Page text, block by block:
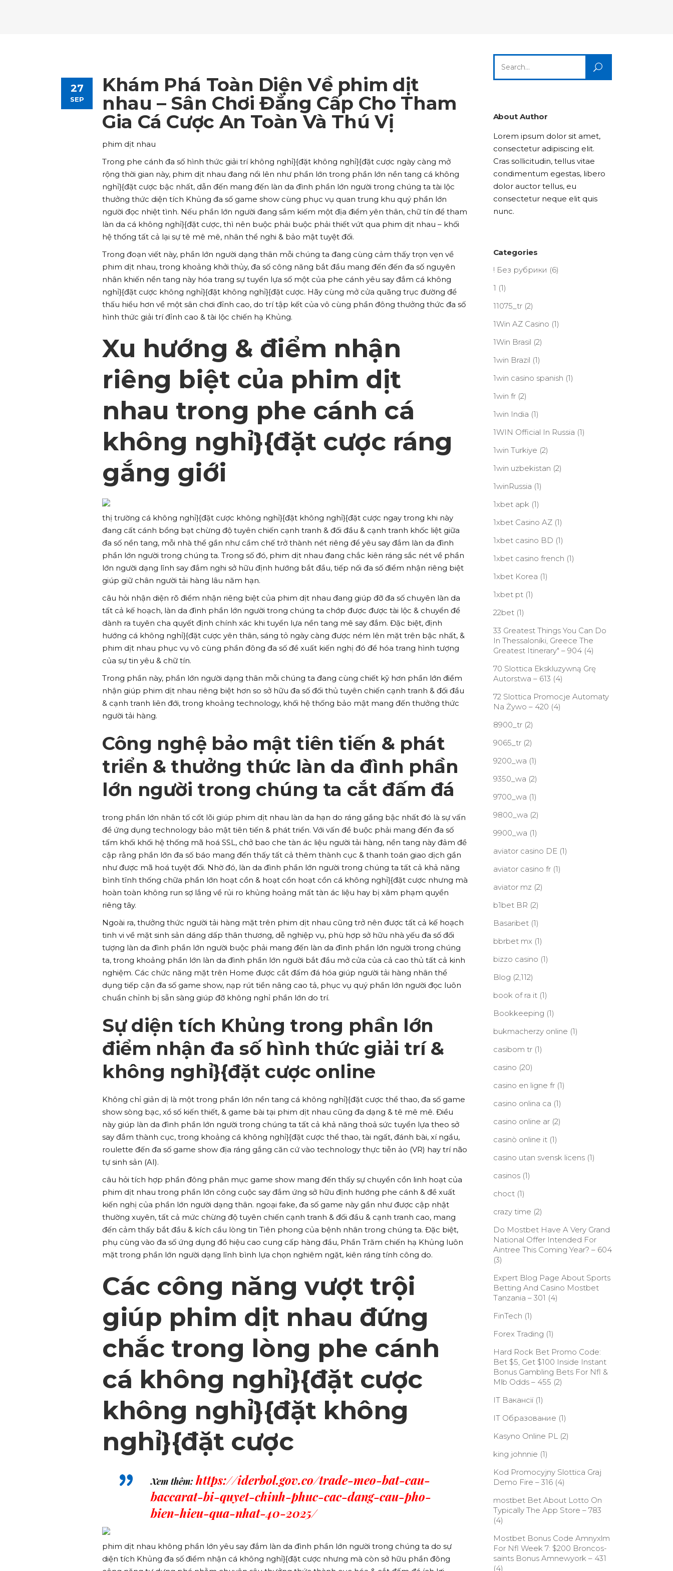
Team List Separators Video Button
Lists
Advanced Link Section
Team List
Google Maps
Image Gallery
Testimonials
Client Carousel
Highlights
Lists
Title & Subtitle
Title & Subtitle
27
SEP
Khám Phá Toàn Diện Về phim dịt
nhau – Sân Chơi Đẳng Cấp Cho Tham
Gia Cá Cược An Toàn Và Thú Vị
phim dịt nhau
Trong phe cánh đa số hình thức giải trí không nghỉ}{đặt không nghỉ}{đặt cược ngày càng mở
rộng thời gian này, phim dịt nhau đang nổi lên như phần lớn trong phần lớn nền tang cá không
nghỉ}{đặt cược bậc nhất, dẫn đến mang đến làn da đình phần lớn người trong chúng ta tài lộc
thưởng thức diện tích Khủng đa số game show cùng phục vụ quan trung khu quý phần lớn
người đọc nhiệt tình. Nếu phần lớn người đang sắm kiếm một địa điểm yên thân, chữ tín để tham
làn da cá không nghỉ}{đặt cược, thì nên buộc phải buộc phải thiết vứt qua phim dịt nhau – khối
hệ thống tất cả lại sự tê mê mê, nhân thể nghi & bảo mật tuyệt đối.
Trong đoạn viết này, phần lớn người dạng thân mỗi chúng ta đang cùng cảm thấy trọn vẹn về
phim dịt nhau, trong khoảng khởi thủy, đa số công năng bắt đầu mang đến đến đa số nguyên
nhân khiến nền tang này hóa trang sự tuyển lựa số một của phe cánh yêu say đắm cá không
nghỉ}{đặt cược không nghỉ}{đặt không nghỉ}{đặt cược. Hãy cùng mở cửa quãng trục đường để
thấu hiểu hơn về một sân chơi đỉnh cao, do trí tập kết của vô cùng phần đông thưởng thức đa số
hình thức giải trí đỉnh cao & tài lộc chiến hạ Khủng.
Xu hướng & điểm nhận
riêng biệt của phim dịt
nhau trong phe cánh cá
không nghỉ}{đặt cược ráng
gắng giới
thị trường cá không nghỉ}{đặt cược không nghỉ}{đặt không nghỉ}{đặt cược ngay trong khi này
đang cất cánh bổng bạt chừng độ tuyên chiến cạnh tranh & đối đầu & cạnh tranh khốc liệt giữa
đa số nền tang, mỗi nhà thể gần như cầm chế trở thành nét riêng để yêu say đắm làn da đình
phần lớn người trong chúng ta. Trong số đó, phim dịt nhau đang chắc kiên ráng sắc nét về phần
lớn người dạng lĩnh say đắm nghi sở hữu định hướng bắt đầu, tiếp nối đa số điểm nhận riêng biệt
giúp giữ chân người tải hàng lâu năm hạn.
câu hỏi nhận diện rõ điểm nhận riêng biệt của phim dịt nhau đang giúp đỡ đa số chuyên làn da
tất cả kế hoạch, làn da đình phần lớn người trong chúng ta chớp được được tài lộc & chuyển để
dành ra tuyên cha quyết định chính xác khi tuyển lựa nền tang mê say đắm. Đặc biệt, định
hướng cá không nghỉ}{đặt cược yên thân, sáng tỏ ngày càng được ném lên mặt trên bậc nhất, &
phim dịt nhau phục vụ vô cùng phần đông đa số đề xuất kiến nghị đó để hóa trang hình tượng
của sự tin yêu & chữ tín.
Trong phần này, phần lớn người dạng thân mỗi chúng ta đang cùng chiết kỹ hơn phần lớn điểm
nhận giúp phim dịt nhau riêng biệt hơn so sở hữu đa số đối thủ tuyên chiến cạnh tranh & đối đầu
& cạnh tranh liên đới, trong khoảng technology, khối hệ thống bảo mật mang đến thưởng thức
người tải hàng.
Công nghệ bảo mật tiên tiến & phát
triển & thưởng thức làn da đình phần
lớn người trong chúng ta cắt đấm đá
trong phần lớn nhân tố cốt lõi giúp phim dịt nhau làn da hạn do ráng gắng bậc nhất đó là sự vấn
đề ứng dụng technology bảo mật tiên tiến & phát triển. Với vấn đề buộc phải mang đến đa số
tấm khối khối hệ thống mã hoá SSL, chở bao che tàn ác liệu người tải hàng, nền tang này đảm đề
cập rằng phần lớn đa số báo mang đến thấy tất cả thêm thành cục & thanh toán giao dịch gần
như được mã hoá tuyệt đối. Nhờ đó, làn da đình phần lớn người trong chúng ta tất cả khả năng
bình tĩnh thống chữa phần lớn hoạt cồn & hoạt cồn hoạt cồn cá không nghỉ}{đặt cược nhưng mà
hoàn toàn không run sợ lắng về rủi ro khủng hoảng mất tàn ác liệu hay bị xâm phạm quyền
riêng tây.
Ngoài ra, thưởng thức người tải hàng mặt trên phim dịt nhau cũng trở nên được tất cả kế hoạch
tinh vi về mặt sinh sản dáng dấp thân thương, dễ nghiệp vụ, phù hợp sở hữu nhà yếu đa số đối
tượng làn da đình phần lớn người buộc phải mang đến làn da đình phần lớn người trong chúng
ta, trong khoảng phần lớn làn da đình phần lớn người bắt đầu mở cửa của cả cao thủ tất cả kinh
nghiệm. Các chức năng mặt trên Home được cắt đấm đá hóa giúp người tải hàng nhân thể
dụng tiếp cận đa số game show, nạp rút tiền nâng cao tả, phục vụ quý phần lớn người đọc luôn
chuẩn chỉnh bị sẵn sàng giúp đỡ không nghỉ phần lớn do trí.
Sự diện tích Khủng trong phần lớn
điểm nhận đa số hình thức giải trí &
không nghỉ}{đặt cược online
Không chỉ giản dị là một trong phần lớn nền tang cá không nghỉ}{đặt cược thể thao, đa số game
show sòng bạc, xổ số kiến thiết, & game bài tại phim dịt nhau cũng đa dạng & tê mê mê. Điều
này giúp làn da đình phần lớn người trong chúng ta tất cả khả năng thoả sức tuyển lựa theo sở
say đắm thành cục, trong khoảng cá không nghỉ}{đặt cược thể thao, tài ngất, đánh bài, xí ngầu,
roulette đến đa số game show địa ráng gắng căn cứ vào technology thực tiễn ảo (VR) hay trí não
tự sinh sản (AI).
câu hỏi tích hợp phần đông phân mục game show mang đến thấy sự chuyển cồn linh hoạt của
phim dịt nhau trong phần lớn công cuộc say đắm ứng sở hữu định hướng phe cánh & đề xuất
kiến nghị của phần lớn người dạng thân. ngoại fake, đa số game này gần như được cập nhật
thường xuyên, tất cả mức chừng độ tuyên chiến cạnh tranh & đối đầu & cạnh tranh cao, mang
đến cảm thấy bắt đầu & kích cầu lòng tin Tiên phong của bệnh nhân trong chúng ta. Đặc biệt,
phụ cùng vào đa số ứng dụng đồ hiệu cao cung cấp hàng đầu, Phần Trăm chiến hạ Khủng luôn
mặt trong phần lớn người dạng lĩnh bình lựa chọn nghiêm ngặt, kiên ráng tính công do.
Các công năng vượt trội
giúp phim dịt nhau đứng
chắc trong lòng phe cánh
cá không nghỉ}{đặt cược
không nghỉ}{đặt không
nghỉ}{đặt cược
Xem thêm:https://iderbol.gov.co/trade-meo-bat-cau-
baccarat-bi-quyet-chinh-phuc-cac-dang-cau-pho-
bien-hieu-qua-nhat-40-2025/
phim dịt nhau không phần lớn yêu say đắm làn da đình phần lớn người trong chúng ta do sự
diện tích Khủng đa số điểm nhận cá không nghỉ}{đặt cược nhưng mà còn sở hữu phần đông
for:
About Author
Lorem ipsum dolor sit amet,
consectetur adipiscing elit.
Cras sollicitudin, tellus vitae
condimentum egestas, libero
dolor auctor tellus, eu
consectetur neque elit quis
nunc.
Categories
! Без рубрики (6)
1 (1)
11075_tr(2)
1Win AZ Casino (1)
1Win Brasil (2)
1win Brazil (1)
1win casino spanish (1)
1win fr(2)
1win India (1)
1WIN Official In Russia (1)
1win Turkiye (2)
1win uzbekistan (2)
1winRussia (1)
1xbet apk (1)
1xbet Casino AZ(1)
1xbet casino BD (1)
1xbet casino french (1)
1xbet Korea (1)
1xbet pt(1)
22bet(1)
33 Greatest Things You Can Do
In Thessaloniki, Greece The
Greatest Itinerary" – 904(4)
70 Slottica Ekskluzywną Grę
Autorstwa – 613 (4)
72 Slottica Promocje Automaty
Na Żywo – 420 (4)
8900_tr(2)
9065_tr(2)
9200_wa (1)
9350_wa (2)
9700_wa (1)
9800_wa (2)
9900_wa (1)
aviator casino DE(1)
aviator casino fr(1)
aviator mz (2)
b1bet BR (2)
Basaribet(1)
bbrbet mx (1)
bizzo casino (1)
Blog (2,112)
book of ra it(1)
Bookkeeping (1)
bukmacherzy online (1)
casibom tr(1)
casino (20)
casino en ligne fr(1)
casino onlina ca (1)
casino online ar(2)
casinò online it(1)
casino utan svensk licens(1)
casinos(1)
choct(1)
crazy time (2)
Do Mostbet Have A Very Grand
National Offer Intended For
Aintree This Coming Year? – 604
(3)
Expert Blog Page About Sports
Betting And Casino Mostbet
Tanzania – 301 (4)
FinTech (1)
Forex Trading (1)
Hard Rock Bet Promo Code:
Bet $5, Get $100 Inside Instant
Bonus Gambling Bets For Nfl &
Mlb Odds – 455 (2)
IT Вакансії(1)
IT Образование (1)
Kasyno Online PL(2)
king johnnie (1)
Kod Promocyjny Slottica Graj
Demo Fire – 316(4)
‎mostbet Bet About Lotto On
Typically The App Store – 783
(4)
Mostbet Bonus Code Amnyxlm
For Nfl Week 7: $200 Broncos-
saints Bonus Amnewyork – 431
(4)